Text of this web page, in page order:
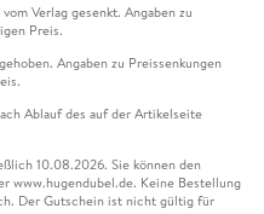
Verlag gesenkt. Angaben zu
Preis.
Angaben zu Preissenkungen
Ablauf des auf der Artikelseite
10.08.2026. Sie können den
www.hugendubel.de. Keine Bestellung
Der Gutschein ist nicht gültig für